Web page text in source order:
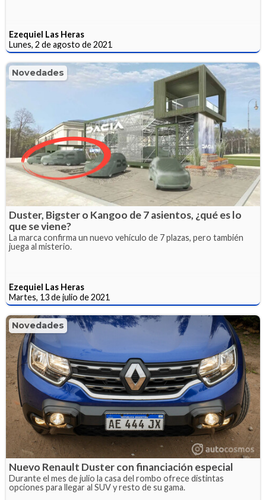
Ezequiel Las Heras
Lunes, 2 de agosto de 2021
Novedades
Duster, Bigster o Kangoo de 7 asientos, ¿qué es lo
que se viene?
La marca confirma un nuevo vehículo de 7 plazas, pero también
juega al misterio.
Ezequiel Las Heras
Martes, 13 de julio de 2021
Novedades
Nuevo Renault Duster con financiación especial
Durante el mes de julio la casa del rombo ofrece distintas
opciones para llegar al SUV y resto de su gama.